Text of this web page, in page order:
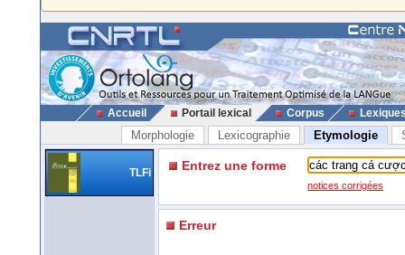
Accueil Portail lexical Corpus
Morphologie Lexicographie Etymologie
TLFi Entrez une forme
notices corrigées
Erreur